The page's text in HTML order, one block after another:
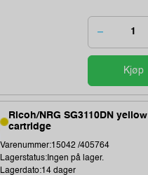
Kjøp
Ricoh/NRG SG3110DN yellow
cartridge
Varenummer:15042 /405764
Lagerstatus:Ingen på lager.
Lagerdato:14 dager